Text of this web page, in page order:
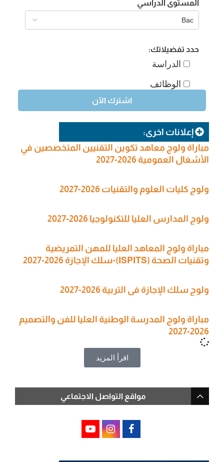
المستوى الدراسي
حدد تفضيلاتك:
الدراسة
الوظائف
إعلانات اخرى:
مباراة ولوج معاهد تكوين التقنيين المتخصصين في
الأشغال العمومية 2026-2027
ولوج كليات العلوم والتقنيات 2026-2027
ولوج المدارس العليا للتكنولوجيا 2026-2027
مباراة ولوج المعاهد العليا للمهن التمريضية
وتقنيات الصحة (ISPITS)-سلك الإجازة 2026-2027
ولوج سلك الإجازة في التربية 2026-2027
مباراة ولوج المدرسة الوطنية العليا للفن والتصميم
2026-2027
اقرأ المزيد
مواقع التواصل الاجتماعي